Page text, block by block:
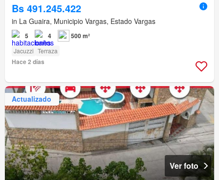
Bs 491.245.422
in La Guaira, Municipio Vargas, Estado Vargas
5 4 500 m²
Jacuzzi Terraza
Hace 2 días
Actualizado
Ver foto